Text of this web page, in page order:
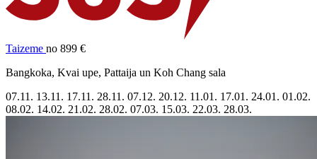
Taizeme no 899 €
Bangkoka, Kvai upe, Pattaija un Koh Chang sala
07.11. 13.11. 17.11. 28.11. 07.12. 20.12. 11.01. 17.01. 24.01. 01.02.
08.02. 14.02. 21.02. 28.02. 07.03. 15.03. 22.03. 28.03.